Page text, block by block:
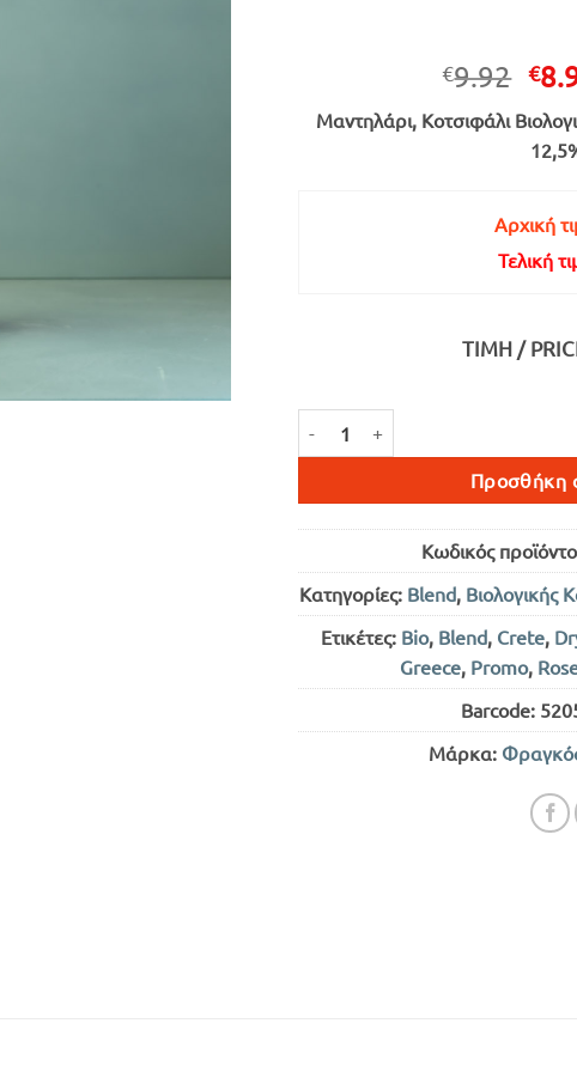
€9.92
price
€
Μαντηλάρι, Κοτσιφάλι
Αρχική
Τελική
ΤΙΜΉ /
Προσθήκη
Κωδικός
Κατηγορίες: Blend, Βιολογικής
Ετικέτες: Bio, Blend, Crete,
Greece, Promo,
Barcode:
Μάρκα: